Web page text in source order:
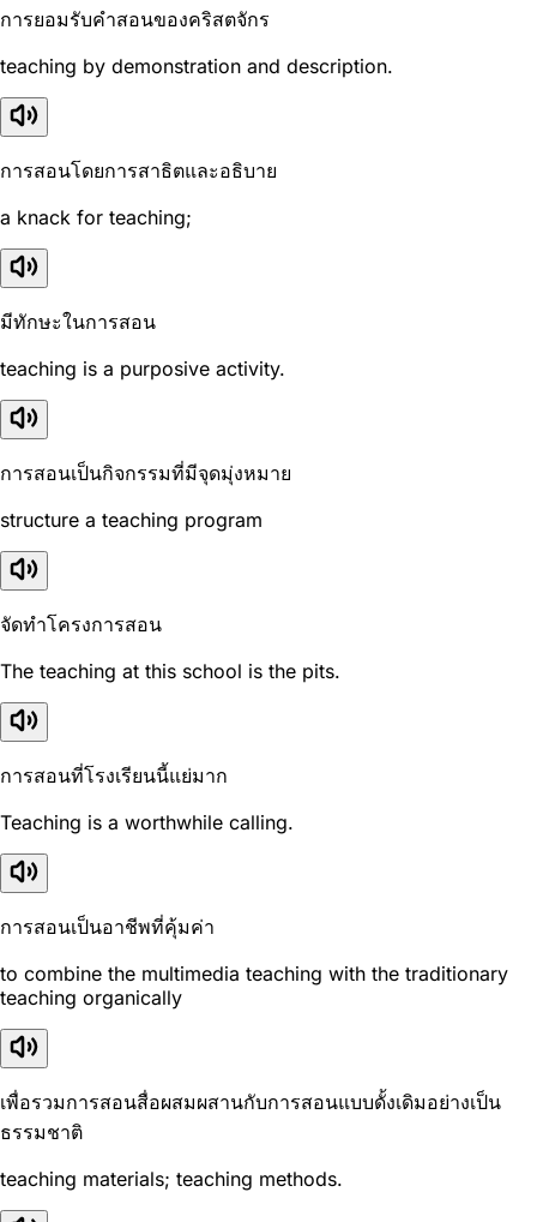
การยอมรับคำสอนของคริสตจักร
teaching by demonstration and description.
การสอนโดยการสาธิตและอธิบาย
a knack for teaching;
มีทักษะในการสอน
teaching is a purposive activity.
การสอนเป็นกิจกรรมที่มีจุดมุ่งหมาย
structure a teaching program
จัดทำโครงการสอน
The teaching at this school is the pits.
การสอนที่โรงเรียนนี้แย่มาก
Teaching is a worthwhile calling.
การสอนเป็นอาชีพที่คุ้มค่า
to combine the multimedia teaching with the traditionary
teaching organically
เพื่อรวมการสอนสื่อผสมผสานกับการสอนแบบดั้งเดิมอย่างเป็น
ธรรมชาติ
teaching materials; teaching methods.